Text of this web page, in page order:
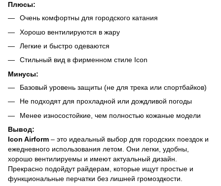
Плюсы:
Очень комфортны для городского катания
Хорошо вентилируются в жару
Легкие и быстро одеваются
Стильный вид в фирменном стиле Icon
Минусы:
Базовый уровень защиты (не для трека или спортбайков)
Не подходят для прохладной или дождливой погоды
Менее износостойкие, чем полностью кожаные модели
Вывод:
Icon Airform – это идеальный выбор для городских поездок и
ежедневного использования летом. Они легки, удобны,
хорошо вентилируемы и имеют актуальный дизайн.
Прекрасно подойдут райдерам, которые ищут простые и
функциональные перчатки без лишней громоздкости.